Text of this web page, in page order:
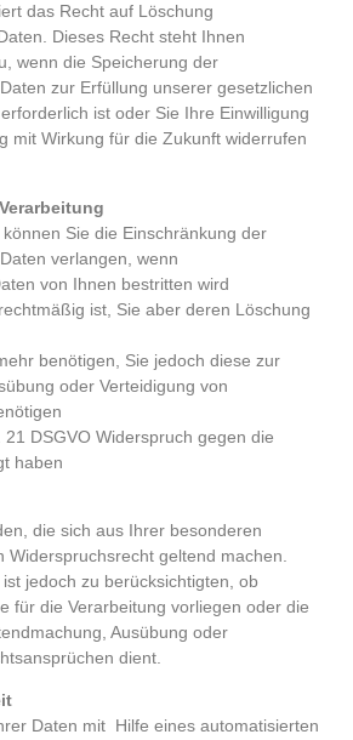
das Recht auf Löschung
Dieses Recht steht Ihnen
wenn die Speicherung der
zur Erfüllung unserer gesetzlichen
ist oder Sie Ihre Einwilligung
mit Wirkung für die Zukunft widerrufen
Sie die Einschränkung der
verlangen, wenn
von Ihnen bestritten wird
ist, Sie aber deren Löschung
benötigen, Sie jedoch diese zur
oder Verteidigung von
21 DSGVO Widerspruch gegen die
haben
die sich aus Ihrer besonderen
Widerspruchsrecht geltend machen.
jedoch zu berücksichtigten, ob
für die Verarbeitung vorliegen oder die
Ausübung oder
dient.
Daten mit Hilfe eines automatisierten